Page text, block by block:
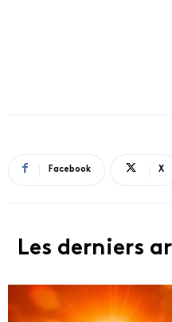
Facebook X
Les derniers